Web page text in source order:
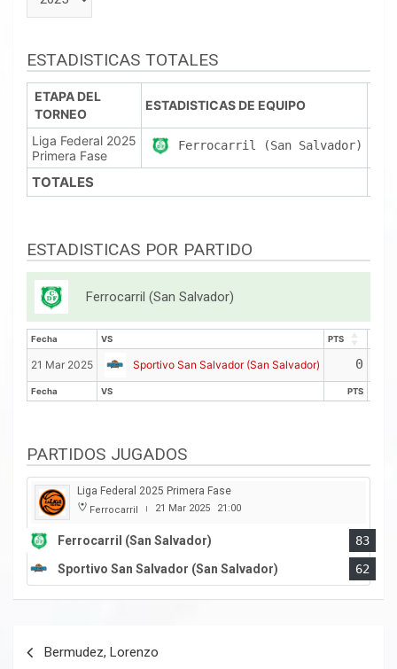
ESTADISTICAS TOTALES
ETAPA DEL
TORNEO
ESTADISTICAS DE EQUIPO
Liga Federal 2025
Primera Fase
Ferrocarril (San Salvador)
TOTALES
ESTADISTICAS POR PARTIDO
Ferrocarril (San Salvador)
Fecha VS PTS
Fecha VS PTS
21 Mar 2025 Sportivo San Salvador (San Salvador) 0
Fecha VS PTS
PARTIDOS JUGADOS
Liga Federal 2025 Primera Fase
Ferrocarril | 21 Mar 2025 21:00
Ferrocarril (San Salvador)
83
Sportivo San Salvador (San Salvador)
62
Bermudez, Lorenzo